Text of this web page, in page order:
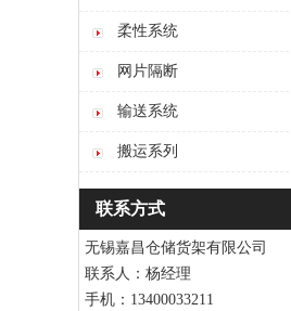
柔性系统
网片隔断
输送系统
搬运系列
联系方式
无锡嘉昌仓储货架有限公司
联系人：杨经理
手机：13400033211